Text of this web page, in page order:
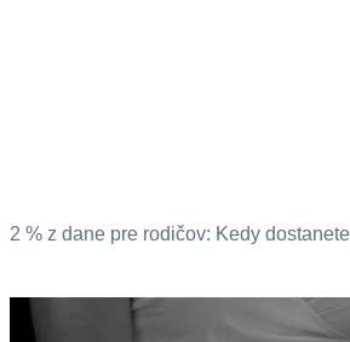
2 % z dane pre rodičov: Kedy